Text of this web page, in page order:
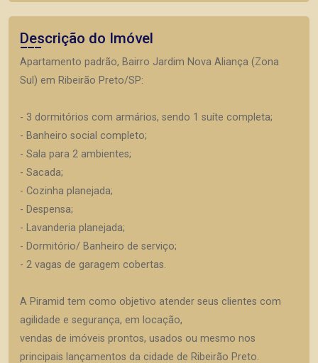
Descrição do Imóvel
Apartamento padrão, Bairro Jardim Nova Aliança (Zona
Sul) em Ribeirão Preto/SP:
- 3 dormitórios com armários, sendo 1 suíte completa;
- Banheiro social completo;
- Sala para 2 ambientes;
- Sacada;
- Cozinha planejada;
- Despensa;
- Lavanderia planejada;
- Dormitório/ Banheiro de serviço;
- 2 vagas de garagem cobertas.
A Piramid tem como objetivo atender seus clientes com
agilidade e segurança, em locação,
vendas de imóveis prontos, usados ou mesmo nos
principais lançamentos da cidade de Ribeirão Preto.